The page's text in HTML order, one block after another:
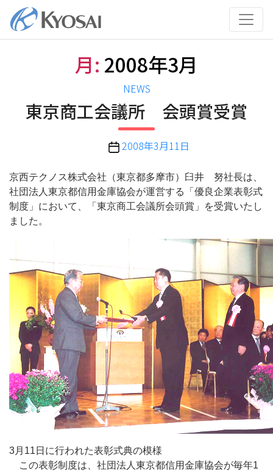
テ
月: 2008年3月
カ
テ
ゴ
リ
ー
NEWS
東京商工会議所 会頭賞受賞
投
日
2008年3月11日
京西テクノス株式会社（東京都多摩市）臼井 努社長は、
社団法人東京都信用金庫協会が運営する「優良企業表彰式
制度」において、「東京商工会議所会頭賞」を受賞いたし
ました。
3月11日に行われた表彰式典の模様
この表彰制度は、社団法人東京都信用金庫協会が毎年1